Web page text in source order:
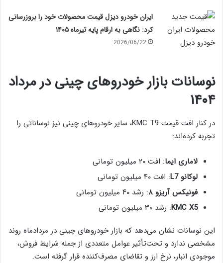
ایران خودرو دیزل قیمت محصولات خود را بروزرسانی
کرد: نگاهی به ارقام پایه تیرماه ۱۴۰۵
2026/06/22
نوسانات بازار خودروهای چینی در مرداد
۱۴۰۴
در کنار افت قیمت KMC T9، سایر خودروهای چینی نیز نوساناتی را
تجربه کرده‌اند:
لاماری ایما: افت ۲۰ میلیون تومانی
لوکانو L7
: افت ۴۰ میلیون تومانی
فونیکس آریزو ۸
: رشد ۴۰ میلیون تومانی
KMC X5: رشد ۳۰ میلیون تومانی
این نوسانات نشان می‌دهد که بازار خودروهای چینی در مردادماه روند
مشخصی ندارد و تحت‌تأثیر عوامل متعددی از جمله شرایط فروش،
موجودی انبار، نرخ ارز و تقاضای مصرف‌کننده قرار گرفته است.